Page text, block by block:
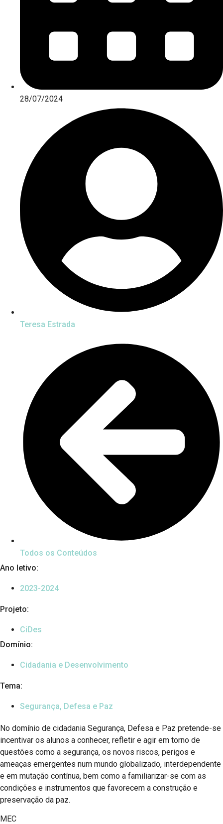
28/07/2024
Teresa Estrada
Todos os Conteúdos
Ano letivo:
2023-2024
Projeto:
CiDes
Domínio:
Cidadania e Desenvolvimento
Tema:
Segurança, Defesa e Paz
No domínio de cidadania Segurança, Defesa e Paz pretende-se
incentivar os alunos a conhecer, refletir e agir em torno de
questões como a segurança, os novos riscos, perigos e
ameaças emergentes num mundo globalizado, interdependente
e em mutação contínua, bem como a familiarizar-se com as
condições e instrumentos que favorecem a construção e
preservação da paz.
MEC